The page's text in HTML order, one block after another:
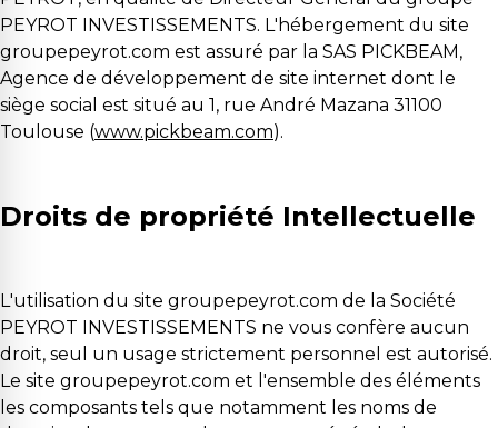
PEYROT INVESTISSEMENTS. L'hébergement du site
groupepeyrot.com est assuré par la SAS PICKBEAM,
Agence de développement de site internet dont le
siège social est situé au 1, rue André Mazana 31100
Toulouse (www.pickbeam.com).
Droits de propriété Intellectuelle
L'utilisation du site groupepeyrot.com de la Société
PEYROT INVESTISSEMENTS ne vous confère aucun
droit, seul un usage strictement personnel est autorisé.
Le site groupepeyrot.com et l'ensemble des éléments
les composants tels que notamment les noms de